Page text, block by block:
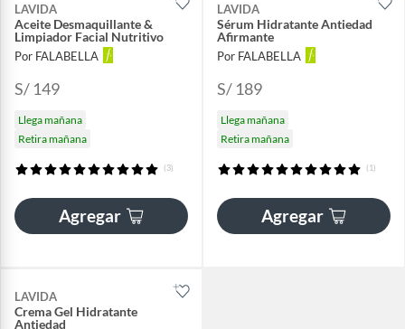
LAVIDA
Aceite Desmaquillante &
Limpiador Facial Nutritivo
Por FALABELLA
S/ 149
Llega mañana
Retira mañana
(3)
Agregar
LAVIDA
Sérum Hidratante Antiedad
Afirmante
Por FALABELLA
S/ 189
Llega mañana
Retira mañana
(1)
Agregar
LAVIDA
Crema Gel Hidratante
Antiedad